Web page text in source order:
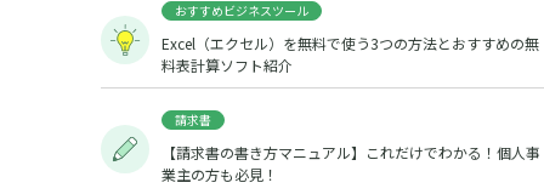
おすすめビジネスツール
Excel（エクセル）を無料で使う3つの方法とおすすめの無
料表計算ソフト紹介
請求書
【請求書の書き方マニュアル】これだけでわかる！個人事
業主の方も必見！